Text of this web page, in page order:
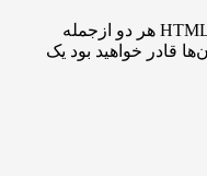
مقایسه وردپرس با HTML وردپرس و HTML هر دو ازجمله
قادر خواهید بود یک